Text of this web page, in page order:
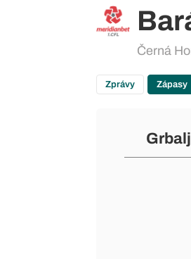
Černá
Zprávy Zápasy